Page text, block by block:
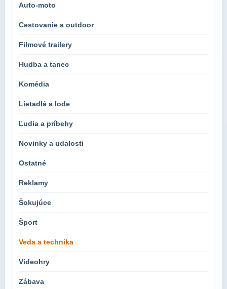
Auto-moto
Cestovanie a outdoor
Filmové trailery
Hudba a tanec
Komédia
Lietadlá a lode
Ľudia a príbehy
Novinky a udalosti
Ostatné
Reklamy
Šokujúce
Šport
Veda a technika
Videohry
Zábava